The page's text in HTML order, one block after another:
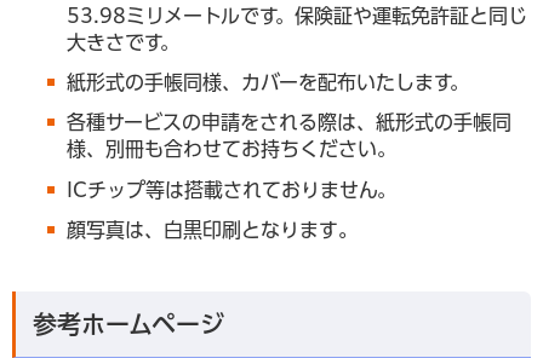
53.98ミリメートルです。保険証や運転免許証と同じ
大きさです。
紙形式の手帳同様、カバーを配布いたします。
各種サービスの申請をされる際は、紙形式の手帳同
様、別冊も合わせてお持ちください。
ICチップ等は搭載されておりません。
顔写真は、白黒印刷となります。
参考ホームページ